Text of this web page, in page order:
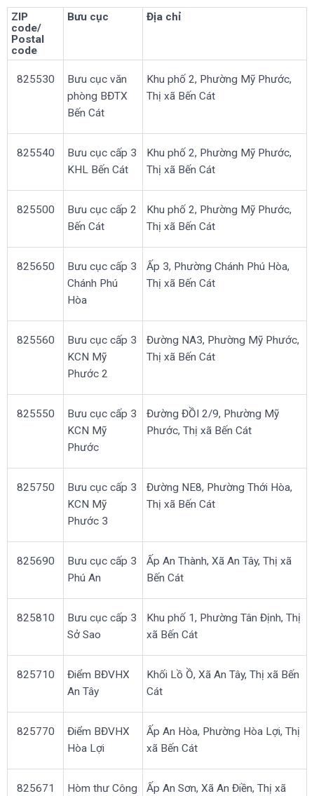
ZIP
code/
Postal
code
Bưu cục Địa chỉ
825530
Bưu cục văn
phòng BĐTX
Bến Cát
Khu phố 2, Phường Mỹ Phước,
Thị xã Bến Cát
825540
Bưu cục cấp 3
KHL Bến Cát
Khu phố 2, Phường Mỹ Phước,
Thị xã Bến Cát
825500
Bưu cục cấp 2
Bến Cát
Khu phố 2, Phường Mỹ Phước,
Thị xã Bến Cát
825650
Bưu cục cấp 3
Chánh Phú
Hòa
Ấp 3, Phường Chánh Phú Hòa,
Thị xã Bến Cát
825560
Bưu cục cấp 3
KCN Mỹ
Phước 2
Đường NA3, Phường Mỹ Phước,
Thị xã Bến Cát
825550
Bưu cục cấp 3
KCN Mỹ
Phước
Đường ĐỒI 2/9, Phường Mỹ
Phước, Thị xã Bến Cát
825750
Bưu cục cấp 3
KCN Mỹ
Phước 3
Đường NE8, Phường Thới Hòa,
Thị xã Bến Cát
825690
Bưu cục cấp 3
Phú An
Ấp An Thành, Xã An Tây, Thị xã
Bến Cát
825810
Bưu cục cấp 3
Sở Sao
Khu phố 1, Phường Tân Định, Thị
xã Bến Cát
825710
Điểm BĐVHX
An Tây
Khối Lồ Ồ, Xã An Tây, Thị xã Bến
Cát
825770
Điểm BĐVHX
Hòa Lợi
Ấp An Hòa, Phường Hòa Lợi, Thị
xã Bến Cát
825671
Hòm thư Công
Ấp An Sơn, Xã An Điền, Thị xã